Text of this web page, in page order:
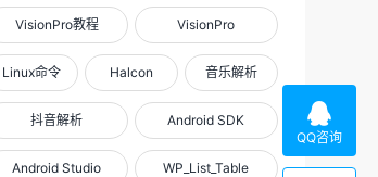
VisionPro教程 VisionPro
Linux命令 Halcon 音乐解析
抖音解析 Android SDK
Android Studio WP_List_Table

QQ咨询